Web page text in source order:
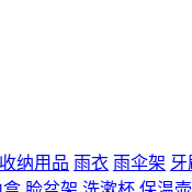
收纳用品 雨衣 雨伞架 牙